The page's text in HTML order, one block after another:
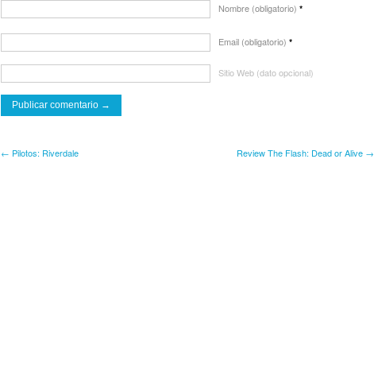
Nombre (obligatorio) *
Email (obligatorio) *
Sitio Web (dato opcional)
← Pilotos: Riverdale Review The Flash: Dead or Alive →